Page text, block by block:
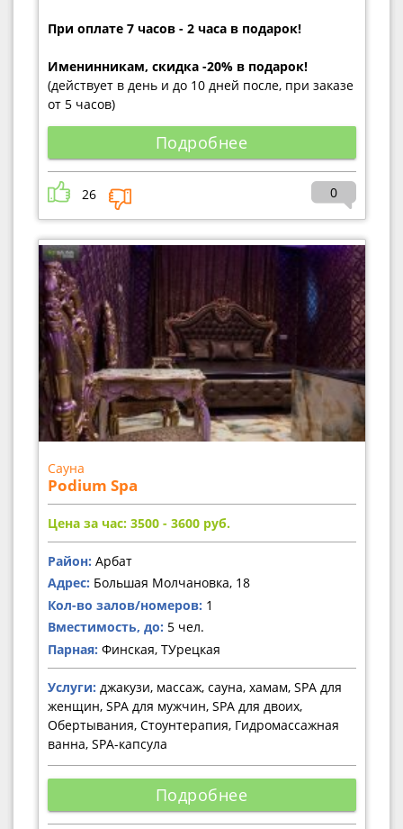
При оплате 7 часов - 2 часа в подарок!
Именинникам, скидка -20% в подарок!
(действует в день и до 10 дней после, при заказе
от 5 часов)
Подробнее
26 0
Сауна
Podium Spa
Цена за час: 3500 - 3600 руб.
Район: Арбат
Адрес: Большая Молчановка, 18
Кол-во залов/номеров: 1
Вместимость, до: 5 чел.
Парная: Финская, ТУрецкая
Услуги: джакузи, массаж, сауна, хамам, SPA для
женщин, SPA для мужчин, SPA для двоих,
Обертывания, Стоунтерапия, Гидромассажная
ванна, SPA-капсула
Подробнее